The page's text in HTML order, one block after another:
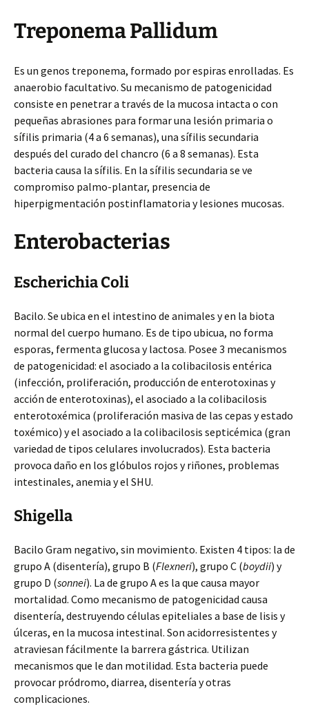
Treponema Pallidum
Es un genos treponema, formado por espiras enrolladas. Es
anaerobio facultativo. Su mecanismo de patogenicidad
consiste en penetrar a través de la mucosa intacta o con
pequeñas abrasiones para formar una lesión primaria o
sífilis primaria (4 a 6 semanas), una sífilis secundaria
después del curado del chancro (6 a 8 semanas). Esta
bacteria causa la sífilis. En la sífilis secundaria se ve
compromiso palmo-plantar, presencia de
hiperpigmentación postinflamatoria y lesiones mucosas.
Enterobacterias
Escherichia Coli
Bacilo. Se ubica en el intestino de animales y en la biota
normal del cuerpo humano. Es de tipo ubicua, no forma
esporas, fermenta glucosa y lactosa. Posee 3 mecanismos
de patogenicidad: el asociado a la colibacilosis entérica
(infección, proliferación, producción de enterotoxinas y
acción de enterotoxinas), el asociado a la colibacilosis
enterotoxémica (proliferación masiva de las cepas y estado
toxémico) y el asociado a la colibacilosis septicémica (gran
variedad de tipos celulares involucrados). Esta bacteria
provoca daño en los glóbulos rojos y riñones, problemas
intestinales, anemia y el SHU.
Shigella
Bacilo Gram negativo, sin movimiento. Existen 4 tipos: la de
grupo A (disentería), grupo B (Flexneri), grupo C (boydii) y
grupo D (sonnei). La de grupo A es la que causa mayor
mortalidad. Como mecanismo de patogenicidad causa
disentería, destruyendo células epiteliales a base de lisis y
úlceras, en la mucosa intestinal. Son acidorresistentes y
atraviesan fácilmente la barrera gástrica. Utilizan
mecanismos que le dan motilidad. Esta bacteria puede
provocar pródromo, diarrea, disentería y otras
complicaciones.